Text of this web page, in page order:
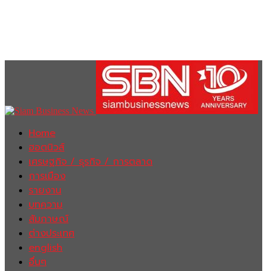
Home
ฮอตนิวส์
เศรษฐกิจ / ธุรกิจ / การตลาด
การเมือง
รายงาน
บทความ
สัมภาษณ์
ต่างประเทศ
english
อื่นๆ